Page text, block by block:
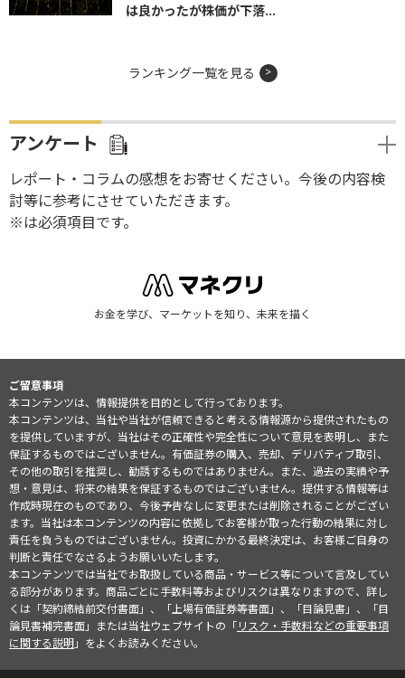
は良かったが株価が下落...
ランキング一覧を見る
アンケート
レポート・コラムの感想をお寄せください。今後の内容検
討等に参考にさせていただきます。
※は必須項目です。
お金を学び、マーケットを知り、未来を描く
ご留意事項
本コンテンツは、情報提供を目的として行っております。
本コンテンツは、当社や当社が信頼できると考える情報源から提供されたもの
を提供していますが、当社はその正確性や完全性について意見を表明し、また
保証するものではございません。有価証券の購入、売却、デリバティブ取引、
その他の取引を推奨し、勧誘するものではありません。また、過去の実績や予
想・意見は、将来の結果を保証するものではございません。提供する情報等は
作成時現在のものであり、今後予告なしに変更または削除されることがござい
ます。当社は本コンテンツの内容に依拠してお客様が取った行動の結果に対し
責任を負うものではございません。投資にかかる最終決定は、お客様ご自身の
判断と責任でなさるようお願いいたします。
本コンテンツでは当社でお取扱している商品・サービス等について言及してい
る部分があります。商品ごとに手数料等およびリスクは異なりますので、詳し
くは「契約締結前交付書面」、「上場有価証券等書面」、「目論見書」、「目
論見書補完書面」または当社ウェブサイトの「リスク・手数料などの重要事項
に関する説明」をよくお読みください。